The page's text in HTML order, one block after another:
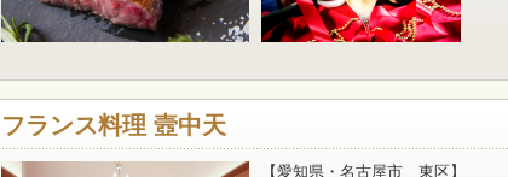
フランス料理 壼中天
【愛知県・名古屋市 東区】